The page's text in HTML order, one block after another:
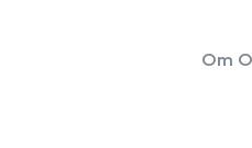
Om